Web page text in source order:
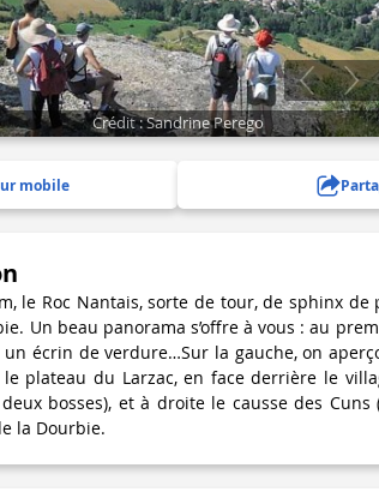
Crédit : Sandrine Perego
mobile
le Roc Nantais, sorte de tour, de sphinx
Un beau panorama s’offre à vous : au
écrin de verdure…Sur la gauche, on
le plateau du Larzac, en face derrière le
bosses), et à droite le causse des Cuns
la Dourbie.